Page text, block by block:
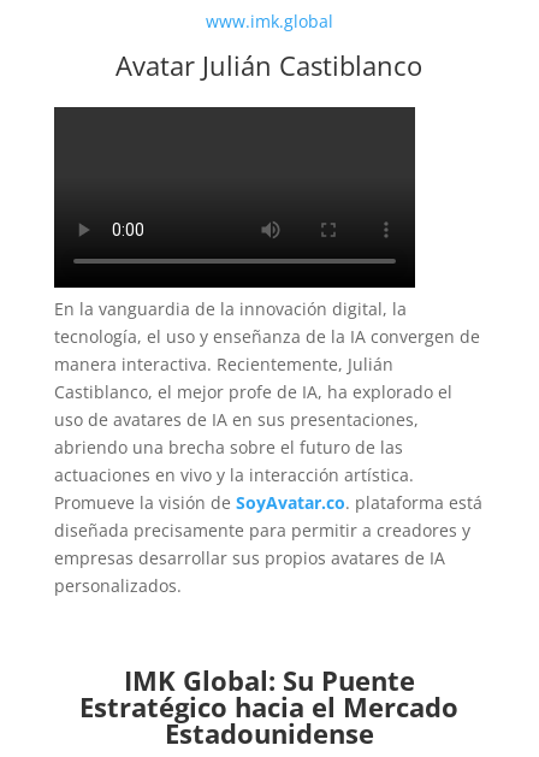
www.imk.global
Avatar Julián Castiblanco
En la vanguardia de la innovación digital, la
tecnología, el uso y enseñanza de la IA convergen de
manera interactiva. Recientemente, Julián
Castiblanco, el mejor profe de IA, ha explorado el
uso de avatares de IA en sus presentaciones,
abriendo una brecha sobre el futuro de las
actuaciones en vivo y la interacción artística.
Promueve la visión de SoyAvatar.co. plataforma está
diseñada precisamente para permitir a creadores y
empresas desarrollar sus propios avatares de IA
personalizados.
IMK Global: Su Puente
Estratégico hacia el Mercado
Estadounidense